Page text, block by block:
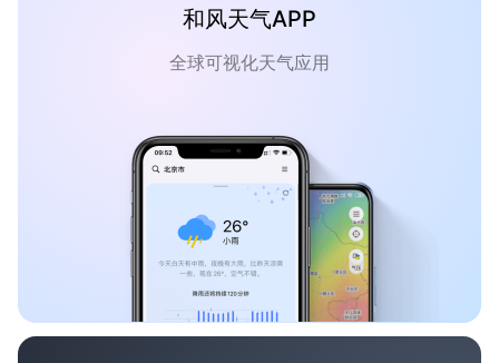
和风天气APP
全球可视化天气应用